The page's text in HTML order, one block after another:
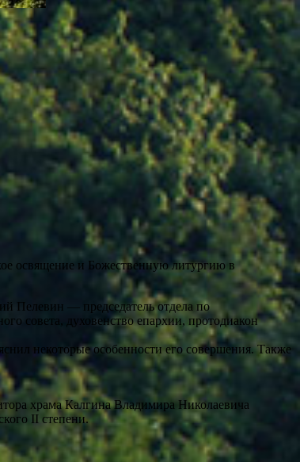
освящение и Божественную литургию в
Пелевин — председатель отдела по
совета, духовенство епархии, протодиакон
некоторые особенности его совершения. Также
храма Калгина Владимира Николаевича
II степени.